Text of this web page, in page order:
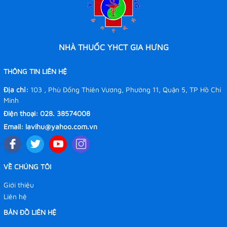
thoái hóa xương khớp cột sống, thoát vị đĩa đệm,
khớp. Trẻ em còi xương.
CÁCH DÙNG, LIỀU LƯỢNG
ần, mỗi lần 2-3 nang, trẻ <15
ng liê
phong bê nh và bổ dưỡng xương khớp thần
- Hộp 200 viên giá 360.000đ
NHÀ THUỐC YHCT GIA HƯNG
THÔNG TIN LIÊN HỆ
Địa chỉ: 103 , Phù Đổng Thiên Vương, Phường 11, Quận 5, TP Hồ Chí
Minh
Điện thoại: 028. 38574008
Email: lavihu@yahoo.com.vn
VỀ CHÚNG TÔI
Giới thiệu
Liên hệ
BẢN ĐỒ LIÊN HỆ